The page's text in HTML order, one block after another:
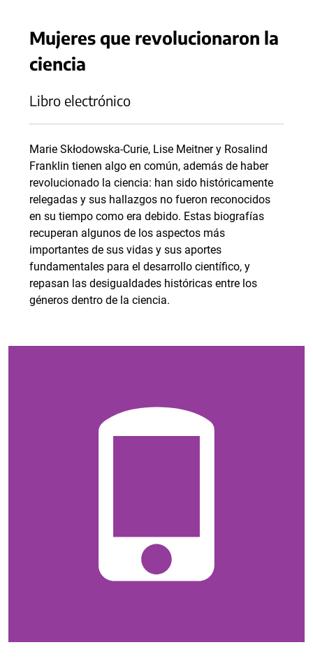
Mujeres que revolucionaron la
ciencia
Libro electrónico
Marie Skłodowska-Curie, Lise Meitner y Rosalind
Franklin tienen algo en común, además de haber
revolucionado la ciencia: han sido históricamente
relegadas y sus hallazgos no fueron reconocidos
en su tiempo como era debido. Estas biografías
recuperan algunos de los aspectos más
importantes de sus vidas y sus aportes
fundamentales para el desarrollo científico, y
repasan las desigualdades históricas entre los
géneros dentro de la ciencia.